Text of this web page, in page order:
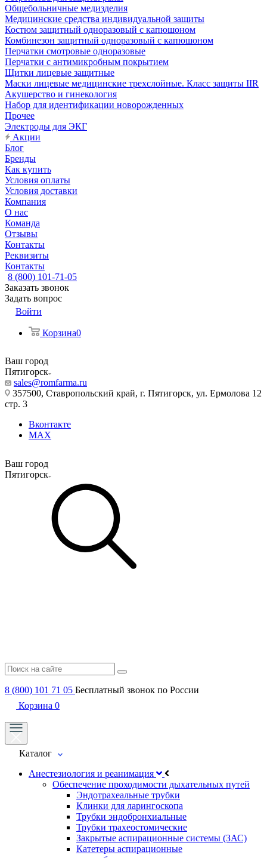
Общебольничные медизделия
Медицинские средства индивидуальной защиты
Костюм защитный одноразовый с капюшоном
Комбинезон защитный одноразовый с капюшоном
Перчатки смотровые одноразовые
Перчатки с антимикробным покрытием
Щитки лицевые защитные
Маски лицевые медицинские трехслойные. Класс защиты IIR
Акушерство и гинекология
Набор для идентификации новорожденных
Прочее
Электроды для ЭКГ
Акции
Блог
Бренды
Как купить
Условия оплаты
Условия доставки
Компания
О нас
Команда
Отзывы
Контакты
Реквизиты
Контакты
8 (800) 101-71-05
Заказать звонок
Задать вопрос
Войти
Корзина0
Ваш город
Пятигорск
sales@romfarma.ru
357500, Ставропольский край, г. Пятигорск, ул. Ермолова 12
стр. 3
Вконтакте
MAX
Ваш город
Пятигорск
8 (800) 101 71 05 Бесплатный звонок по России
Корзина 0
Каталог
Анестезиология и реанимация
Обеспечение проходимости дыхательных путей
Эндотрахеальные трубки
Клинки для ларингоскопа
Трубки эндобронхиальные
Трубки трахеостомические
Закрытые аспирационные системы (ЗАС)
Катетеры аспирационные